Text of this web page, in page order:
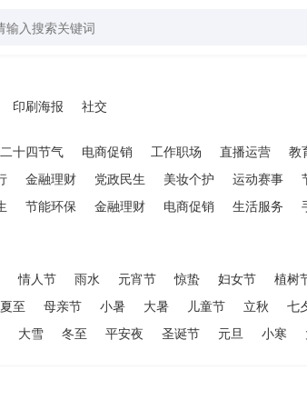
印刷海报 社交
二十四节气 电商促销 工作职场 直播运营 教
金融理财 党政民生 美妆个护 运动赛事
节能环保 金融理财 电商促销 生活服务
情人节 雨水 元宵节 惊蛰 妇女节 植树
夏至 母亲节 小暑 大暑 儿童节 立秋 七
大雪 冬至 平安夜 圣诞节 元旦 小寒